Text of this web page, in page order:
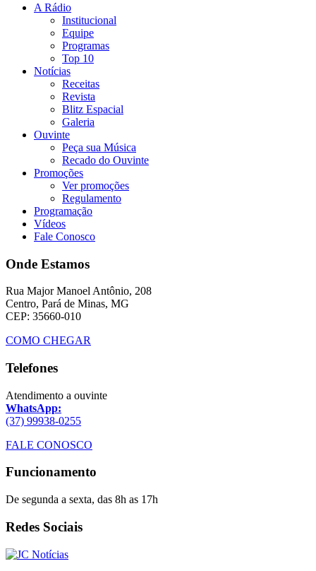
A Rádio
Institucional
Equipe
Programas
Top 10
Notícias
Receitas
Revista
Blitz Espacial
Galeria
Ouvinte
Peça sua Música
Recado do Ouvinte
Promoções
Ver promoções
Regulamento
Programação
Vídeos
Fale Conosco
Onde Estamos
Rua Major Manoel Antônio, 208
Centro, Pará de Minas, MG
CEP: 35660-010
COMO CHEGAR
Telefones
Atendimento a ouvinte
WhatsApp:
(37) 99938-0255
FALE CONOSCO
Funcionamento
De segunda a sexta, das 8h as 17h
Redes Sociais